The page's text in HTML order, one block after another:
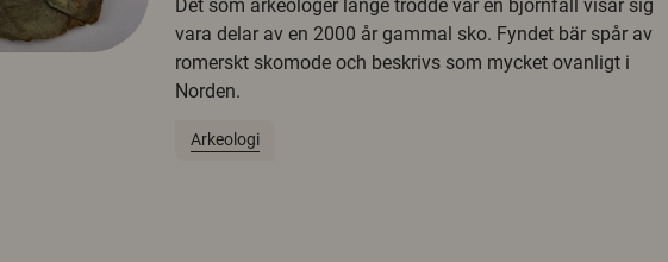
Det som arkeologer länge trodde var en björnfäll visar sig
vara delar av en 2000 år gammal sko. Fyndet bär spår av
romerskt skomode och beskrivs som mycket ovanligt i
Norden.
Arkeologi